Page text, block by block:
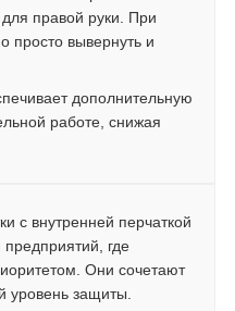
правой руки. При
просто вывернуть и
дополнительную
работе, снижая
с внутренней перчаткой
где
Они сочетают
уровень защиты.